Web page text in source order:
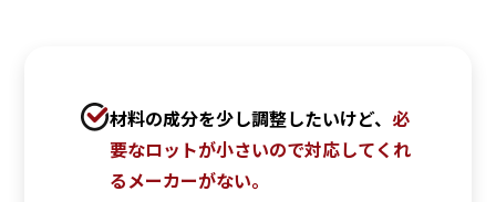
材料の成分を少し調整したいけど、必
要なロットが小さいので対応してくれ
るメーカーがない。